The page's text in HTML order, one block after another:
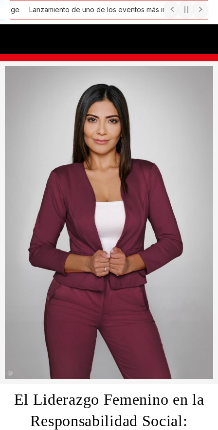
Lanzamiento de uno de los eventos más importantes de
El Liderazgo Femenino en la
Responsabilidad Social: